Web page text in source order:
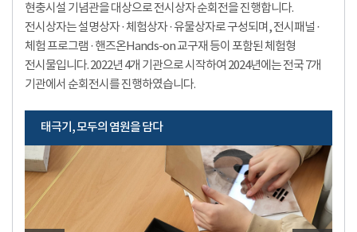
현충시설 기념관을 대상으로 전시상자 순회전을 진행합니다.
전시상자는 설명상자 · 체험상자 · 유물상자로 구성되며, 전시패널 ·
체험 프로그램 · 핸즈온Hands-on 교구재 등이 포함된 체험형
전시물입니다. 2022년 4개 기관으로 시작하여 2024년에는 전국 7개
기관에서 순회전시를 진행하였습니다.
태극기, 모두의 염원을 담다